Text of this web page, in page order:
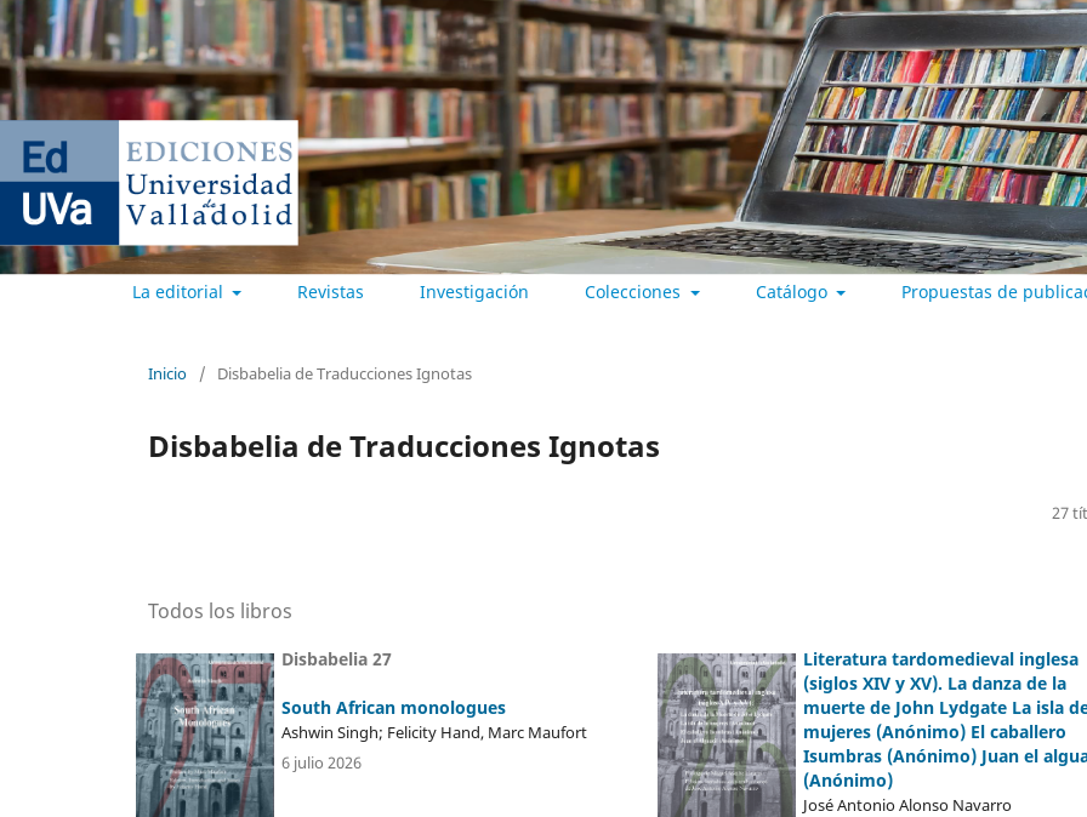
La editorial Revistas Investigación Colecciones Catálogo Propuestas de
Inicio / Disbabelia de Traducciones Ignotas
Disbabelia de Traducciones Ignotas
27
Todos los libros
Disbabelia 27
South African monologues
Ashwin Singh; Felicity Hand, Marc Maufort
6 julio 2026
Literatura tardomedieval inglesa
(siglos XIV y XV). La danza de la
muerte de John Lydgate La isla
mujeres (Anónimo) El caballero
Isumbras (Anónimo) Juan el
(Anónimo)
José Antonio Alonso Navarro